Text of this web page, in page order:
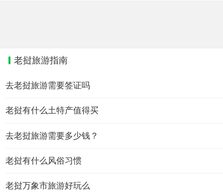
老挝旅游指南
去老挝旅游需要签证吗
老挝有什么土特产值得买
去老挝旅游需要多少钱？
老挝有什么风俗习惯
老挝万象市旅游好玩么